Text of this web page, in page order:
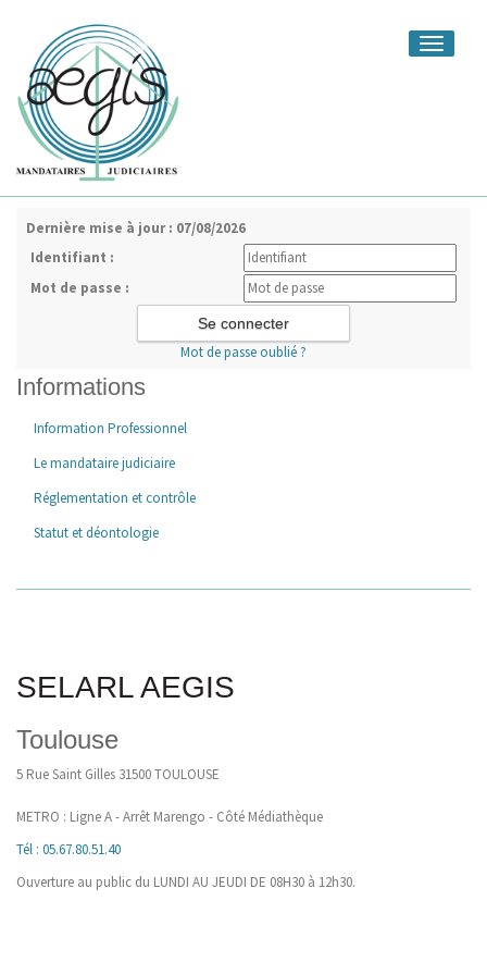
Toggle
Dernière mise à jour : 07/08/2026
Identifiant :
Mot de passe :
Mot de passe oublié ?
Informations
Information Professionnel
Le mandataire judiciaire
Réglementation et contrôle
Statut et déontologie
SELARL AEGIS
Toulouse
5 Rue Saint Gilles 31500 TOULOUSE
METRO : Ligne A - Arrêt Marengo - Côté Médiathèque
Tél : 05.67.80.51.40
Ouverture au public du LUNDI AU JEUDI DE 08H30 à 12h30.